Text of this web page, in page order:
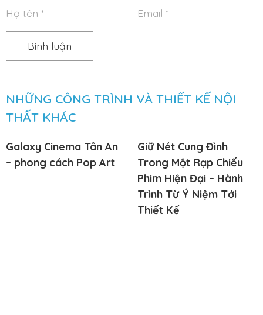
NHỮNG CÔNG TRÌNH VÀ THIẾT KẾ NỘI
THẤT KHÁC
Galaxy Cinema Tân An
– phong cách Pop Art
Giữ Nét Cung Đình
Trong Một Rạp Chiếu
Phim Hiện Đại – Hành
Trình Từ Ý Niệm Tới
Thiết Kế